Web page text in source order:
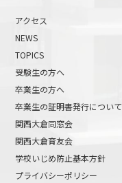
アクセス
NEWS
TOPICS
受験生の方へ
卒業生の方へ
卒業生の証明書発行について
関西大倉同窓会
関西大倉育友会
学校いじめ防止基本方針
プライバシーポリシー